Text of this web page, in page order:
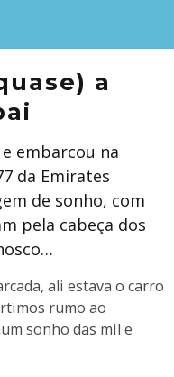
a
embarcou na
da Emirates
de sonho, com
pela cabeça dos
ali estava o carro
rumo ao
sonho das mil e